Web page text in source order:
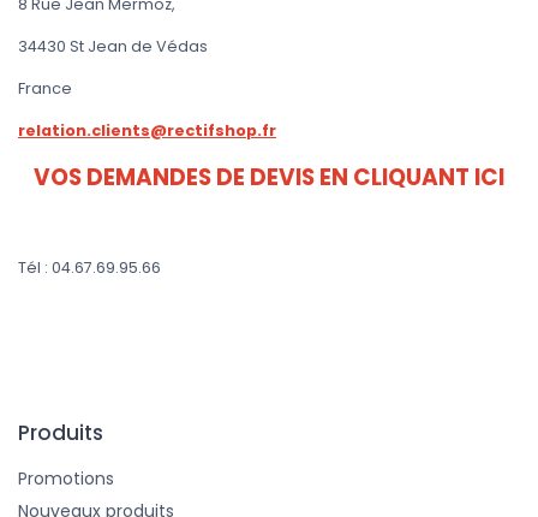
8 Rue Jean Mermoz,
34430 St Jean de Védas
France
relation.clients@rectifshop.fr
VOS DEMANDES DE DEVIS EN CLIQUANT ICI
Tél : 04.67.69.95.66
Produits
Promotions
Nouveaux produits